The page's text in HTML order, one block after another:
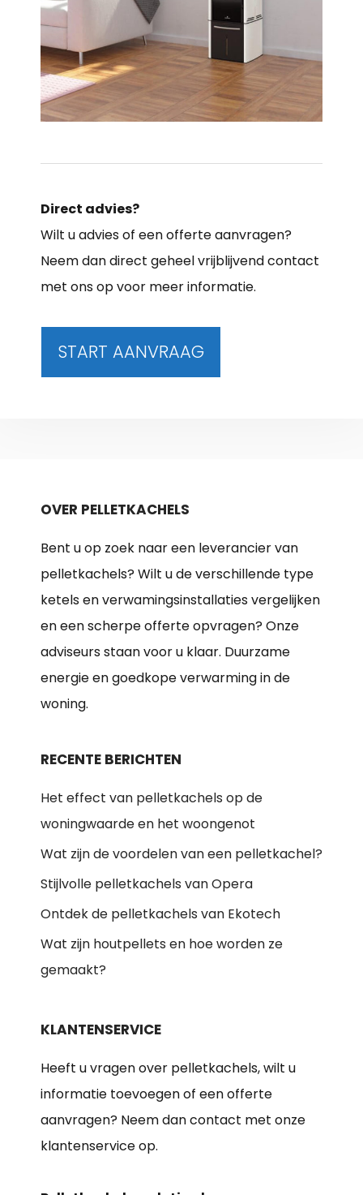
Direct advies?
Wilt u advies of een offerte aanvragen?
Neem dan direct geheel vrijblijvend contact
met ons op voor meer informatie.
START AANVRAAG
OVER PELLETKACHELS
Bent u op zoek naar een leverancier van
pelletkachels? Wilt u de verschillende type
ketels en verwamingsinstallaties vergelijken
en een scherpe offerte opvragen? Onze
adviseurs staan voor u klaar. Duurzame
energie en goedkope verwarming in de
woning.
RECENTE BERICHTEN
Het effect van pelletkachels op de
woningwaarde en het woongenot
Wat zijn de voordelen van een pelletkachel?
Stijlvolle pelletkachels van Opera
Ontdek de pelletkachels van Ekotech
Wat zijn houtpellets en hoe worden ze
gemaakt?
KLANTENSERVICE
Heeft u vragen over pelletkachels, wilt u
informatie toevoegen of een offerte
aanvragen? Neem dan contact met onze
klantenservice op.